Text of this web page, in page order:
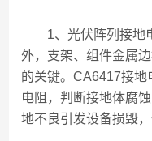
1、光伏阵列接地电
外，支架、组件金属
的关键。CA6417接地
电阻，判断接地体腐
地不良引发设备损毁